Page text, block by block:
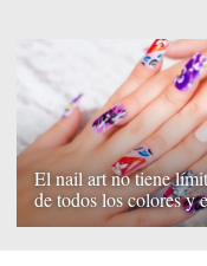
El nail art no tiene
de todos los colores y